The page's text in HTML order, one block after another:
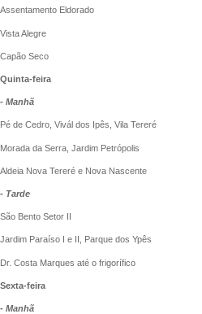
Assentamento Eldorado
Vista Alegre
Capão Seco
Quinta-feira
- Manhã
Pé de Cedro, Vivál dos Ipês, Vila Tereré
Morada da Serra, Jardim Petrópolis
Aldeia Nova Tereré e Nova Nascente
- Tarde
São Bento Setor II
Jardim Paraíso I e II, Parque dos Ypês
Dr. Costa Marques até o frigorífico
Sexta-feira
- Manhã